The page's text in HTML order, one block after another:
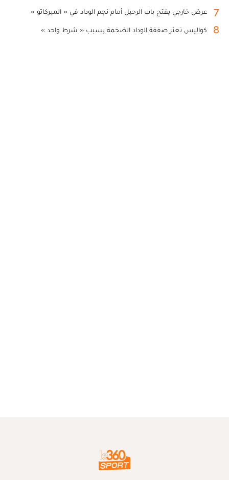
7 عرض خارجي يفتح باب الرحيل أمام نجم الوداد في « الميركاتو »
8 كواليس تعثر صفقة الوداد الضخمة بسبب « شرط واحد »